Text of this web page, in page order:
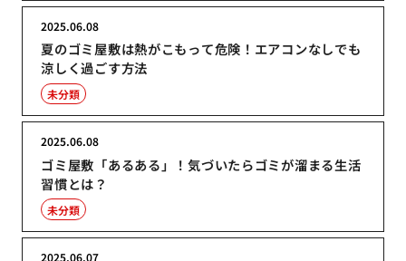
夏のゴミ屋敷は熱がこもって危険！エアコンなしでも
涼しく過ごす方法
2025.06.08
未分類
ゴミ屋敷「あるある」！気づいたらゴミが溜まる生活
習慣とは？
2025.06.08
未分類
2025.06.07